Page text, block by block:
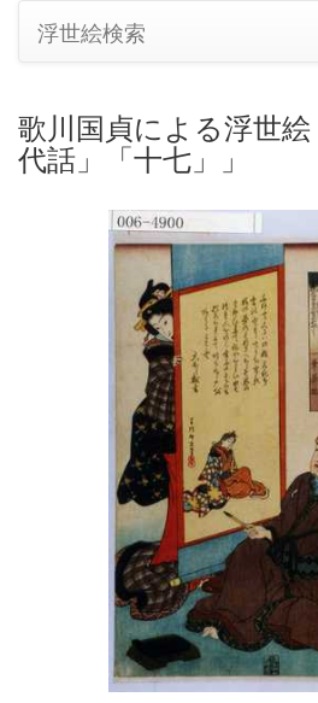
浮世絵検索
歌川国貞による浮世
代話」「十七」」